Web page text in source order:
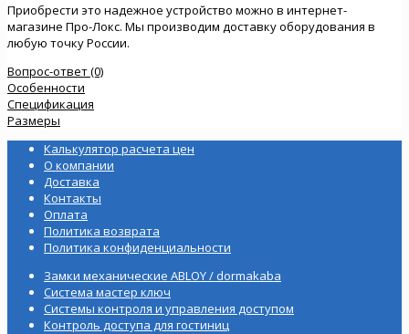
Приобрести это надежное устройство можно в интернет-
магазине Про-Локс. Мы производим доставку оборудования в
любую точку России.
Вопрос-ответ (0)
Особенности
Спецификация
Размеры
Калькулятор расчета цен
О компании
Доставка
Контакты
Оплата
Политика возврата
Политика конфиденциальности
Замки механические ABLOY / dormakaba
Система мастер ключ
Системы контроля и управления доступом
Контроль доступа для гостиниц